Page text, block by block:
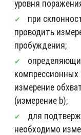
уровня
при
проводить
пробуждения;
компрессионных
измерение
(измерение b);
для
необходимо